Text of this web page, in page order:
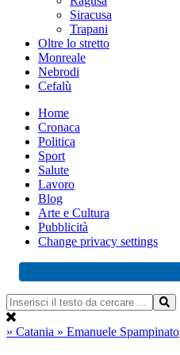
Siracusa
Trapani
Oltre lo stretto
Monreale
Nebrodi
Cefalù
Home
Cronaca
Politica
Sport
Salute
Lavoro
Blog
Arte e Cultura
Pubblicità
Change privacy settings
» Catania » Emanuele Spampinato